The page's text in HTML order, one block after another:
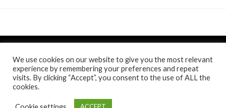
Politica de confidentialitatesiPolitica de cookie/Anunt/
Toate drepturile rezervate 2026 ©
We use cookies on our website to give you the most relevant
experience by remembering your preferences and repeat
visits. By clicking “Accept”, you consent to the use of ALL the
cookies.